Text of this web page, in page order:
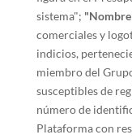
sistema";
comerciales y
indicios,
miembro del
susceptibles de
número de
Plataforma con